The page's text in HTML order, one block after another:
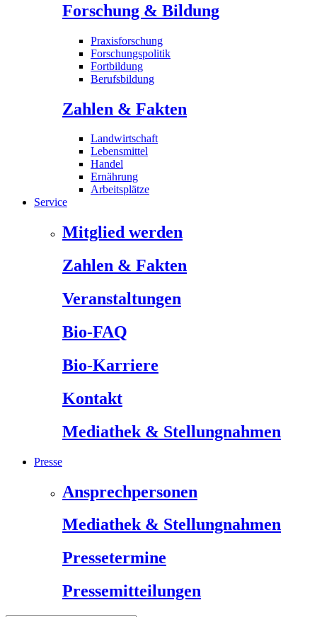
Forschung & Bildung
Praxisforschung
Forschungspolitik
Fortbildung
Berufsbildung
Zahlen & Fakten
Landwirtschaft
Lebensmittel
Handel
Ernährung
Arbeitsplätze
Service
Mitglied werden
Zahlen & Fakten
Veranstaltungen
Bio-FAQ
Bio-Karriere
Kontakt
Mediathek & Stellungnahmen
Presse
Ansprechpersonen
Mediathek & Stellungnahmen
Pressetermine
Pressemitteilungen